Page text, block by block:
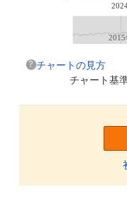
2015
チャートの見方
チャート基